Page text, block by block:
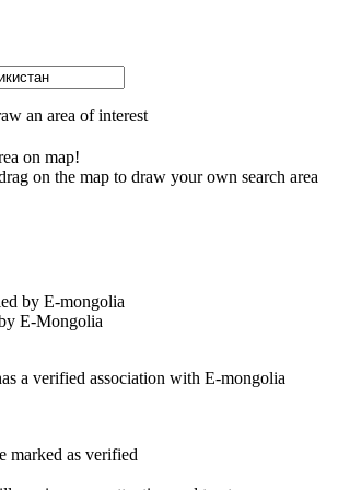
an area of interest
on map!
on the map to draw your own search area
by E-mongolia
E-Mongolia
a verified association with E-mongolia
marked as verified